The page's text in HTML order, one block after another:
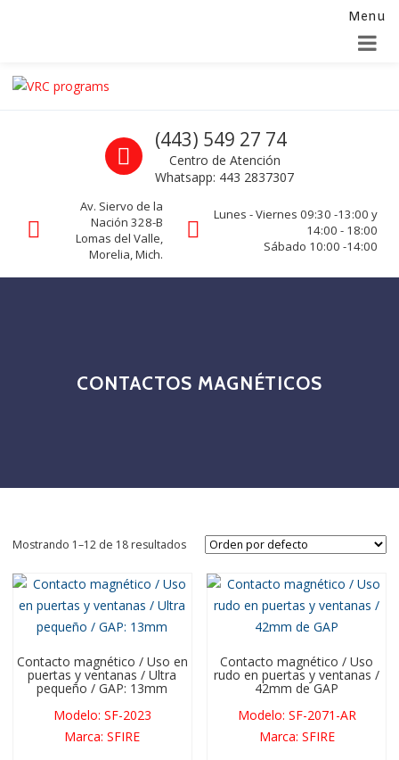
Menu
Skip to navigation
Skip to content
La seguridad de su empresa es nuestro negocio.
Call us
(443) 549 27 74
Centro de Atención
Whatsapp: 443 2837307
Av. Siervo de la
Nación 328-B
Lomas del Valle,
Morelia, Mich.
Lunes - Viernes 09:30 -13:00 y
14:00 - 18:00
Sábado 10:00 -14:00
CONTACTOS MAGNÉTICOS
Mostrando 1–12 de 18 resultados
Contacto magnético / Uso en
puertas y ventanas / Ultra
pequeño / GAP: 13mm
Modelo: SF-2023
Marca:SFIRE
Contacto magnético / Uso
rudo en puertas y ventanas /
42mm de GAP
Modelo: SF-2071-AR
Marca: SFIRE